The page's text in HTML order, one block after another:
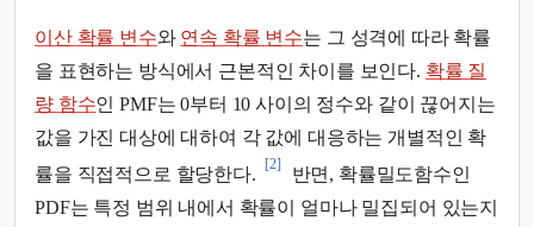
이산 확률 변수와 연속 확률 변수는 그 성격에 따라 확률
을 표현하는 방식에서 근본적인 차이를 보인다. 확률 질
량 함수인 PMF는 0부터 10 사이의 정수와 같이 끊어지는
값을 가진 대상에 대하여 각 값에 대응하는 개별적인 확
률을 직접적으로 할당한다.
[2]
반면, 확률밀도함수인
PDF는 특정 범위 내에서 확률이 얼마나 밀집되어 있는지